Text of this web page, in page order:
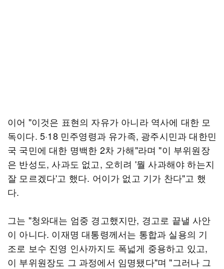
이어 "이것은 표현의 자유가 아니라 역사에 대한 모
독이다. 5·18 민주영령과 유가족, 광주시민과 대한민
국 국민에 대한 명백한 2차 가해"라며 "이 부위원장
은 반성도, 사과도 없고, 오히려 '뭘 사과해야 하는지
잘 모르겠다'고 했다. 어이가 없고 기가 찬다"고 했
다.
그는 "청와대는 엄중 경고했지만, 경고로 끝낼 사안
이 아니다. 이재명 대통령께서는 통합과 실용의 기
조로 보수 진영 인사까지도 폭넓게 중용하고 있고,
이 부위원장도 그 과정에서 임명됐다"며 "그러나 그